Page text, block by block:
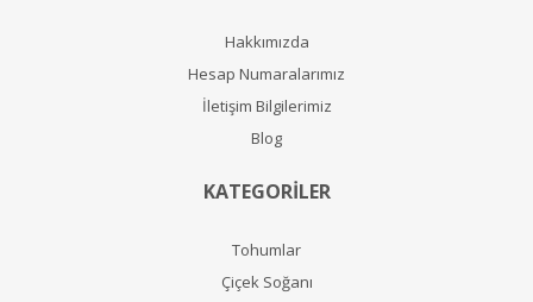
Hakkımızda
Hesap Numaralarımız
İletişim Bilgilerimiz
Blog
KATEGORİLER
Tohumlar
Çiçek Soğanı